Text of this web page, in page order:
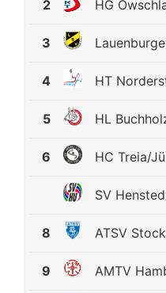
2 HG
3
4 HT
5 HL
6 HC Treia/
SV
8 ATSV
9 AMTV